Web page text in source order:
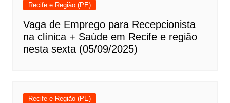
Recife e Região (PE)
Vaga de Emprego para Recepcionista
na clínica + Saúde em Recife e região
nesta sexta (05/09/2025)
Recife e Região (PE)